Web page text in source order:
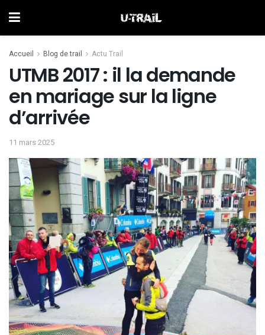
Accueil Blog de trail Actu Trail
UTMB 2017 : il la demande
en mariage sur la ligne
d’arrivée
11 mars 2025